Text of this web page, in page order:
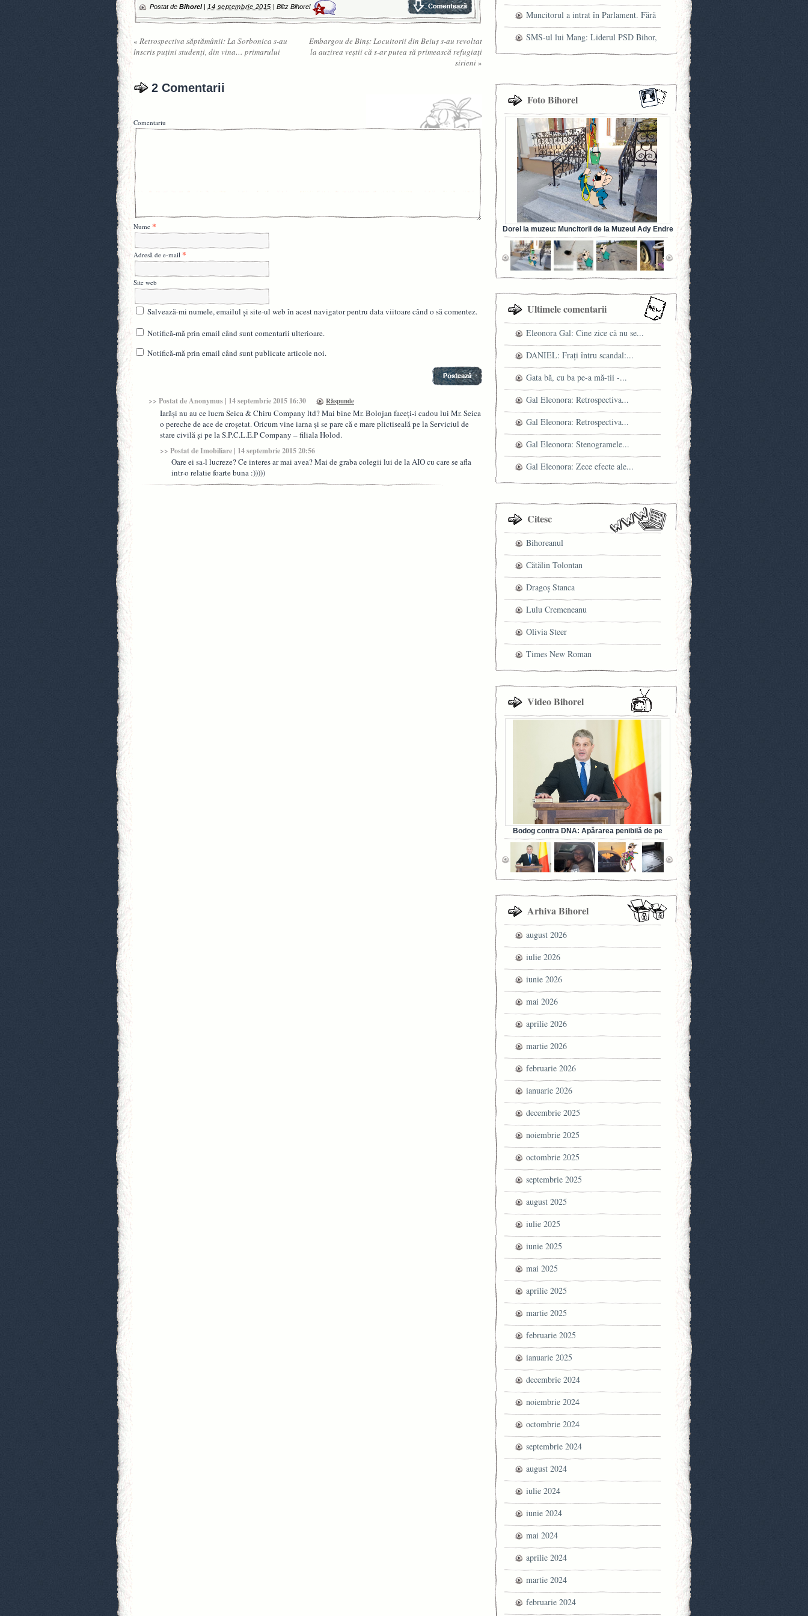
Postat de Bihorel| 14 septembrie 2015 | Blitz Bihorel 2
« Retrospectiva săptămânii: La Sorbonica s-au
înscris puțini studenți, din vina… primarului
Embargou de Binş: Locuitorii din Beiuş s-au revoltat
la auzirea veştii că s-ar putea să primească refugiaţi
sirieni»
2 Comentarii
Comentariu
Nume *
Adresă de e-mail *
Site web
Salvează-mi numele, emailul și site-ul web în acest navigator pentru data viitoare când o să comentez.
Notifică-mă prin email când sunt comentarii ulterioare.
Notifică-mă prin email când sunt publicate articole noi.
>> Postat deAnonymus | 14 septembrie 2015 16:30 Răspunde
Iarăși nu au ce lucra Seica & Chiru Company ltd? Mai bine Mr. Bolojan faceți-i cadou lui Mr. Seica
o pereche de ace de croșetat. Oricum vine iarna și se pare că e mare plictiseală pe la Serviciul de
stare civilă și pe la S.P.C.L.E.P Company – filiala Holod.
>> Postat deImobiliare | 14 septembrie 2015 20:56
Oare ei sa-l lucreze? Ce interes ar mai avea? Mai de graba colegii lui de la AIO cu care se afla
intr-o relatie foarte buna :)))))
centrului orădean
Muncitorul a intrat în Parlament. Fără
cheia franceză la el
SMS-ul lui Mang: Liderul PSD Bihor,
prins cu minciuna!
Foto Bihorel
Dorel la muzeu: Muncitorii de la Muzeul Ady Endre
din Oradea au betonat… balustradele! (FOTO)
Ultimele comentarii
Eleonora Gal: Cine zice că nu se...
DANIEL: Fraţi întru scandal:...
Gata bă, cu ba pe-a mă-tii -...
Gal Eleonora: Retrospectiva...
Gal Eleonora: Retrospectiva...
Gal Eleonora: Stenogramele...
Gal Eleonora: Zece efecte ale...
Citesc
Bihoreanul
Cătălin Tolontan
Dragoş Stanca
Lulu Cremeneanu
Olivia Steer
Times New Roman
Video Bihorel
Bodog contra DNA: Apărarea penibilă de pe
Facebook a fostului ministru al Sănătății (VIDEO)
Arhiva Bihorel
august 2026
iulie 2026
iunie 2026
mai 2026
aprilie 2026
martie 2026
februarie 2026
ianuarie 2026
decembrie 2025
noiembrie 2025
octombrie 2025
septembrie 2025
august 2025
iulie 2025
iunie 2025
mai 2025
aprilie 2025
martie 2025
februarie 2025
ianuarie 2025
decembrie 2024
noiembrie 2024
octombrie 2024
septembrie 2024
august 2024
iulie 2024
iunie 2024
mai 2024
aprilie 2024
martie 2024
februarie 2024